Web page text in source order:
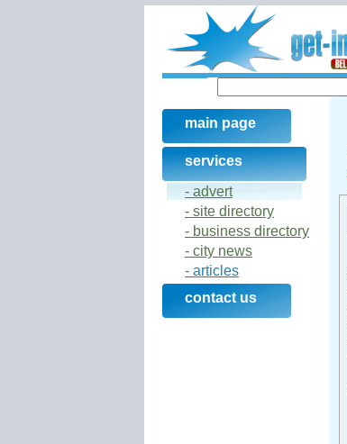
main page
services
- advert
- site directory
- business directory
- city news
- articles
contact us